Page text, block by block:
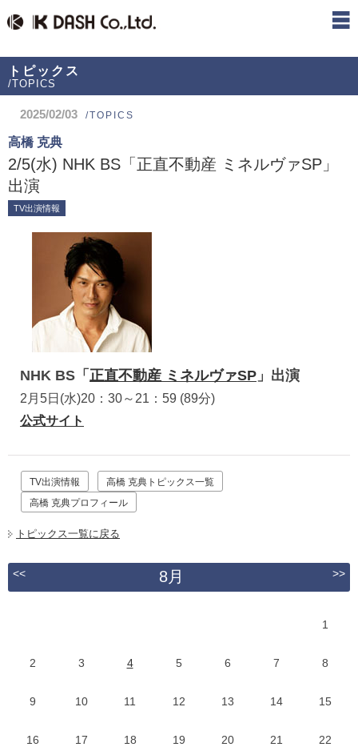
トピックス
/TOPICS
2025/02/03 /TOPICS
高橋 克典
2/5(水) NHK BS「正直不動産 ミネルヴァSP」
出演
TV出演情報
NHK BS「 正直不動産 ミネルヴァSP 」出演
2月5日(水)20：30～21：59 (89分)
公式サイト
TV出演情報
高橋 克典トピックス一覧
高橋 克典プロフィール
トピックス一覧に戻る
<< 8月 >>
1
2 3 4 5 6 7 8
9 10 11 12 13 14 15
16 17 18 19 20 21 22